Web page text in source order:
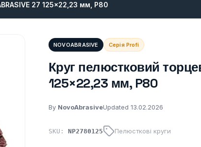
27 125×22,23 мм, P80
NOVOABRASIVE Серія Profi
Круг пелюстковий
125×22,23 мм, P80
By NovoAbrasiveUpdated 13.02.2026
SKU: NP2780125 Пелюсткові круги